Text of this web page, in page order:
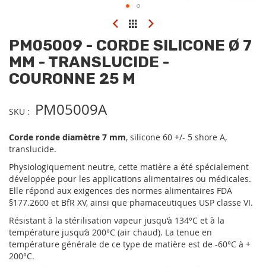
PM05009 - CORDE SILICONE Ø 7
MM - TRANSLUCIDE -
COURONNE 25 M
SKU PM05009A
Corde ronde diamètre 7 mm, silicone 60 +/- 5 shore A,
translucide.
Physiologiquement neutre, cette matière a été spécialement
développée pour les applications alimentaires ou médicales.
Elle répond aux exigences des normes alimentaires FDA
§177.2600 et BfR XV, ainsi que phamaceutiques USP classe VI.
Résistant à la stérilisation vapeur jusqu‘à 134°C et à la
température jusqu‘à 200°C (air chaud). La tenue en
température générale de ce type de matière est de -60°C à +
200°C.
the
beginning
of
the